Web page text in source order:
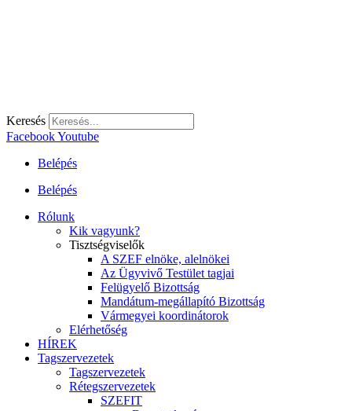
Keresés
FacebookYoutube
Belépés
Belépés
Rólunk
Kik vagyunk?
Tisztségviselők
A SZEF elnöke, alelnökei
Az Ügyvivő Testület tagjai
Felügyelő Bizottság
Mandátum-megállapító Bizottság
Vármegyei koordinátorok
Elérhetőség
HÍREK
Tagszervezetek
Tagszervezetek
Rétegszervezetek
SZEFIT